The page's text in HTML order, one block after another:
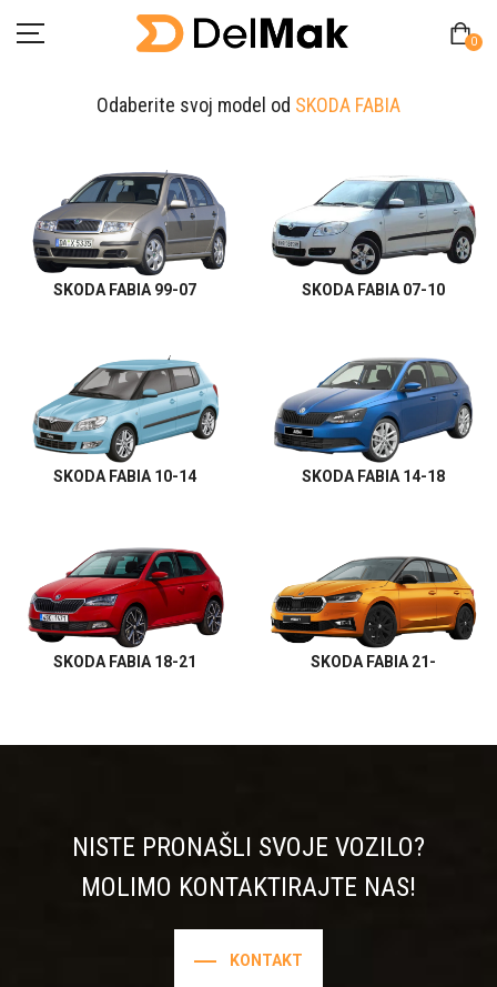
0
O Nama
Pitanja
Zamjena proizvoda
MY ACCOUNT
Odaberite svoj model od SKODA FABIA
SKODA FABIA 99-07 SKODA FABIA 07-10
SKODA FABIA 10-14 SKODA FABIA 14-18
SKODA FABIA 18-21 SKODA FABIA 21-
NISTE PRONAŠLI SVOJE VOZILO?
MOLIMO KONTAKTIRAJTE NAS!
KONTAKT